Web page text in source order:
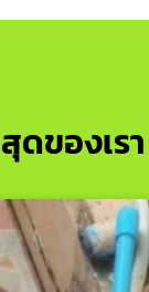
ดของเรา